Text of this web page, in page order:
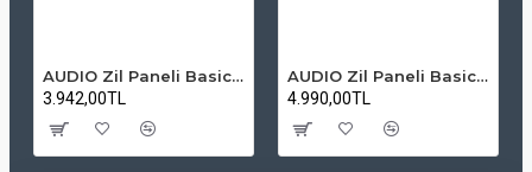
AUDIO Zil Paneli Basic Hpli Çift Buton 14'lü Sesli Apartman Diafon Kapı Paneli
3.942,00TL
AUDIO Zil Paneli Basic Hpli Çift Buton 20'li Sesli Apartman Diafon Kapı Paneli
4.990,00TL